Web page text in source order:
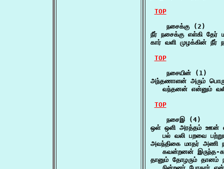
TOP
    நசைக்கு (2)
நீர் நசைக்கு எள்கி தேர்
கார் வளி முழக்கின்
TOP
    நசையின் (1)
அந்தணாளன் அரும்
வந்தனன் என்னும்
TOP
    நசைஇ (4)
ஒள் ஒளி அரத்தம் ஊன்
பல் வலி பறவை
அவந்திகை மாதர் அணி
கவன்றனன் இருந்த-
தானும் தோழரும் தானம்